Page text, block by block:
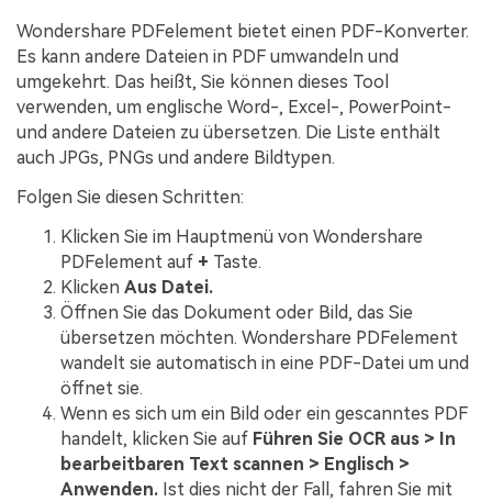
Wondershare PDFelement bietet einen PDF-Konverter.
Es kann andere Dateien in PDF umwandeln und
umgekehrt. Das heißt, Sie können dieses Tool
verwenden, um englische Word-, Excel-, PowerPoint-
und andere Dateien zu übersetzen. Die Liste enthält
auch JPGs, PNGs und andere Bildtypen.
Folgen Sie diesen Schritten:
Klicken Sie im Hauptmenü von Wondershare
PDFelement auf + Taste.
Klicken Aus Datei.
Öffnen Sie das Dokument oder Bild, das Sie
übersetzen möchten. Wondershare PDFelement
wandelt sie automatisch in eine PDF-Datei um und
öffnet sie.
Wenn es sich um ein Bild oder ein gescanntes PDF
handelt, klicken Sie auf Führen Sie OCR aus > In
bearbeitbaren Text scannen > Englisch >
Anwenden. Ist dies nicht der Fall, fahren Sie mit